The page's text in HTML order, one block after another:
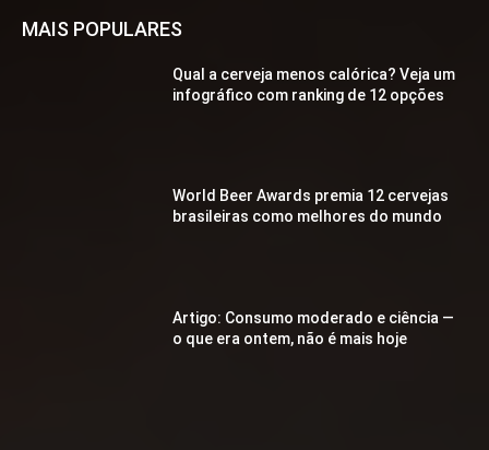
MAIS POPULARES
Qual a cerveja menos calórica? Veja um
infográfico com ranking de 12 opções
World Beer Awards premia 12 cervejas
brasileiras como melhores do mundo
Artigo: Consumo moderado e ciência —
o que era ontem, não é mais hoje